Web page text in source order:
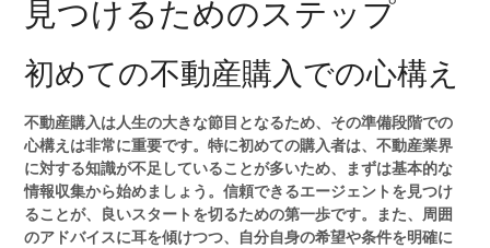
見つけるためのステップ
初めての不動産購入での心構え
不動産購入は人生の大きな節目となるため、その準備段階での
心構えは非常に重要です。特に初めての購入者は、不動産業界
に対する知識が不足していることが多いため、まずは基本的な
情報収集から始めましょう。信頼できるエージェントを見つけ
ることが、良いスタートを切るための第一歩です。また、周囲
のアドバイスに耳を傾けつつ、自分自身の希望や条件を明確に